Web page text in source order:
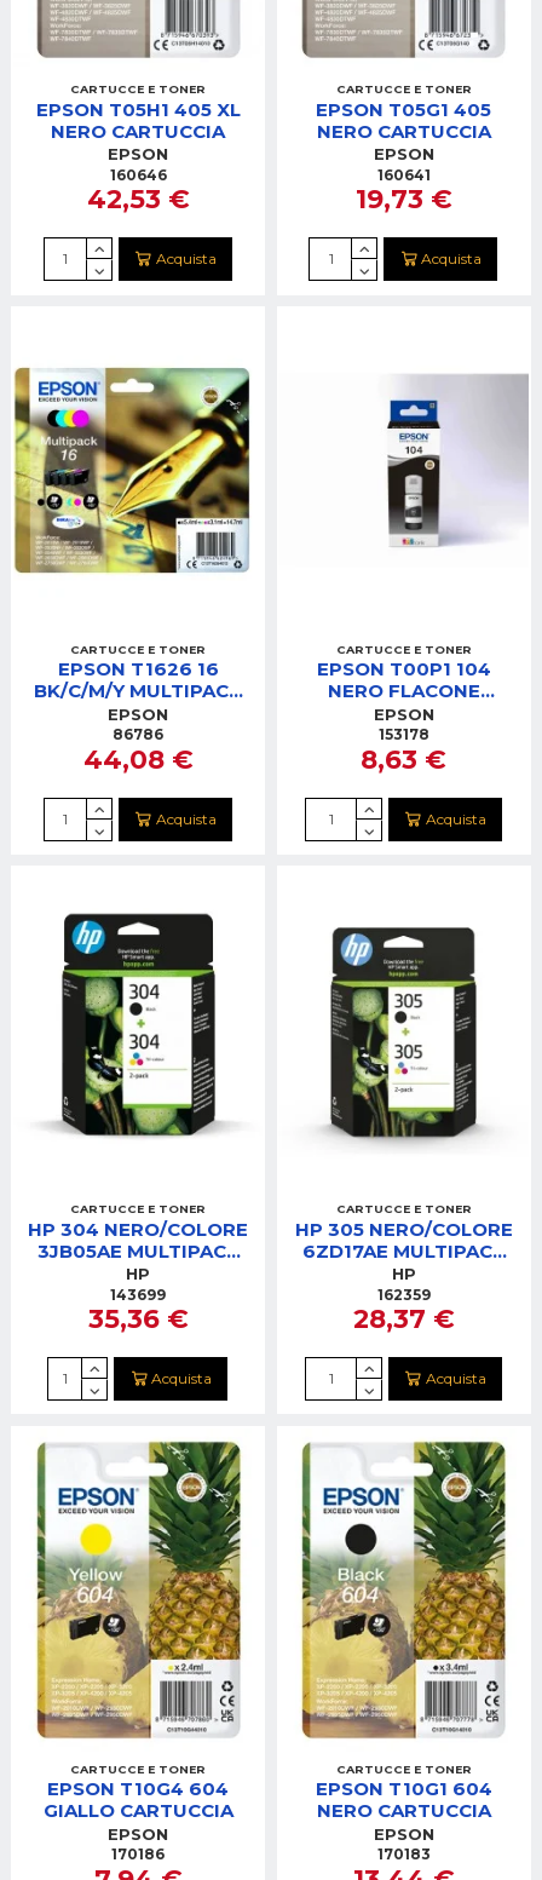
CARTUCCE E TONER
EPSON T05H1 405 XL
NERO CARTUCCIA
EPSON
160646
42,53 €
Acquista
CARTUCCE E TONER
EPSON T05G1 405
NERO CARTUCCIA
EPSON
160641
19,73 €
Acquista
CARTUCCE E TONER
EPSON T1626 16
BK/C/M/Y MULTIPACK
CARTUCCE
EPSON
86786
44,08 €
Acquista
CARTUCCE E TONER
EPSON T00P1 104
NERO FLACONE
ECOTANK
EPSON
153178
8,63 €
Acquista
CARTUCCE E TONER
HP 304 NERO/COLORE
3JB05AE MULTIPACK
CARTUCCE
HP
143699
35,36 €
Acquista
CARTUCCE E TONER
HP 305 NERO/COLORE
6ZD17AE MULTIPACK
CARTUCCE
HP
162359
28,37 €
Acquista
CARTUCCE E TONER
EPSON T10G4 604
GIALLO CARTUCCIA
EPSON
170186
CARTUCCE E TONER
EPSON T10G1 604
NERO CARTUCCIA
EPSON
170183